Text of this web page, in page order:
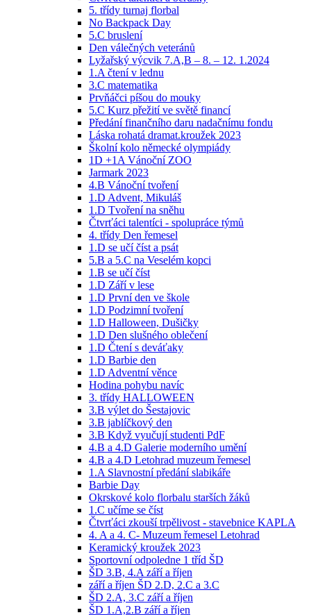
5. třídy turnaj florbal
No Backpack Day
5.C bruslení
Den válečných veteránů
Lyžařský výcvik 7.A,B – 8. – 12. 1.2024
1.A čtení v lednu
3.C matematika
Prvňáčci píšou do mouky
5.C Kurz přežití ve světě financí
Předání finančního daru nadačnímu fondu
Láska rohatá dramat.kroužek 2023
Školní kolo německé olympiády
1D +1A Vánoční ZOO
Jarmark 2023
4.B Vánoční tvoření
1.D Advent, Mikuláš
1.D Tvoření na sněhu
Čtvrťáci talentíci - spolupráce týmů
4. třídy Den řemesel
1.D se učí číst a psát
5.B a 5.C na Veselém kopci
1.B se učí číst
1.D Září v lese
1.D První den ve škole
1.D Podzimní tvoření
1.D Halloween, Dušičky
1.D Den slušného oblečení
1.D Čtení s deváťaky
1.D Barbie den
1.D Adventní věnce
Hodina pohybu navíc
3. třídy HALLOWEEN
3.B výlet do Šestajovic
3.B jablíčkový den
3.B Když vyučují studenti PdF
4.B a 4.D Galerie moderního umění
4.B a 4.D Letohrad muzeum řemesel
1.A Slavnostní předání slabikáře
Barbie Day
Okrskové kolo florbalu starších žáků
1.C učíme se číst
Čtvrťáci zkouší trpělivost - stavebnice KAPLA
4. A a 4. C- Muzeum řemesel Letohrad
Keramický kroužek 2023
Sportovní odpoledne 1 tříd ŠD
ŠD 3.B, 4.A září a říjen
září a říjen ŠD 2.D, 2.C a 3.C
ŠD 2.A, 3.C září a říjen
ŠD 1.A,2.B září a říjen